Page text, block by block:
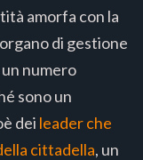
amorfa con la
di gestione
numero
sono un
dei leader che
cittadella, un